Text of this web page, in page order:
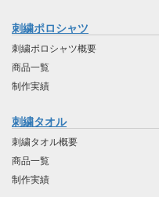
刺繍ポロシャツ
刺繍ポロシャツ概要
商品一覧
制作実績
刺繍タオル
刺繍タオル概要
商品一覧
制作実績